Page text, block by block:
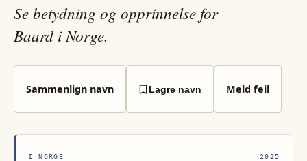
Se betydning og opprinnelse for
Baard i Norge.
Sammenlign navn Lagre navn Meld feil
I NORGE 2025